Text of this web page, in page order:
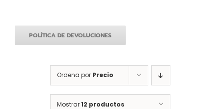
POLÍTICA DE DEVOLUCIONES
Ordena por Precio
Mostrar12 productos